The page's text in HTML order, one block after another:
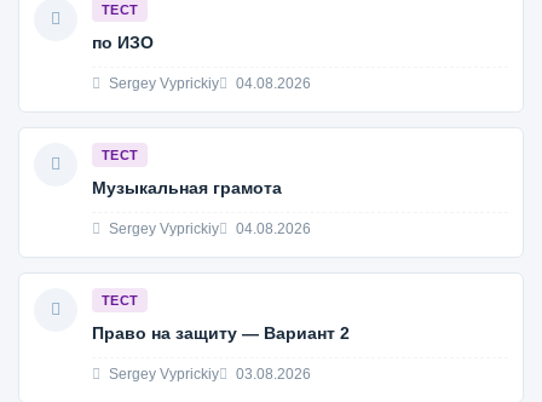
ТЕСТ
по ИЗО
Sergey Vyprickiy 04.08.2026
ТЕСТ
Музыкальная грамота
Sergey Vyprickiy 04.08.2026
ТЕСТ
Право на защиту — Вариант 2
Sergey Vyprickiy 03.08.2026